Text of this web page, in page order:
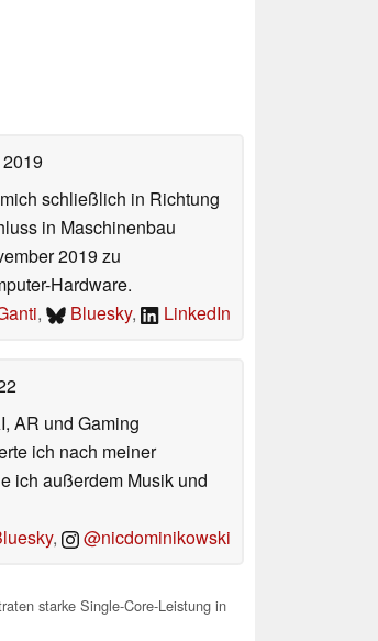
schließlich in Richtung
in Maschinenbau
2019 zu
Hardware.
, Bluesky, LinkedIn
AR und Gaming
ich nach meiner
ich außerdem Musik und
, @nicdominikowski
starke Single-Core-Leistung in